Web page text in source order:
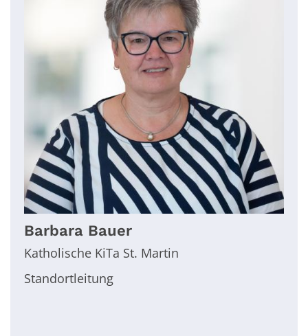
Barbara Bauer
Katholische KiTa St. Martin
Standortleitung